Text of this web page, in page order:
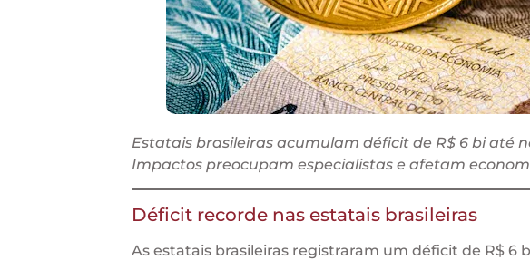
Estatais brasileiras acumulam déficit de R$ 6 bi até
Impactos preocupam especialistas e afetam
Déficit recorde nas estatais brasileiras
As estatais brasileiras registraram um déficit de R$ 6